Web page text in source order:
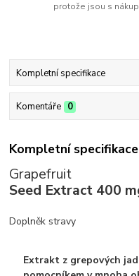
protože jsou s
Kompletní specifikace
Komentáře 0
Kompletní specifikace
Grapefruit
Seed Extract 400
Doplněk stravy
Extrakt z grepových